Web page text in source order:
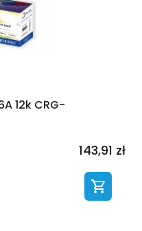
12k CRG-
143,91 zł